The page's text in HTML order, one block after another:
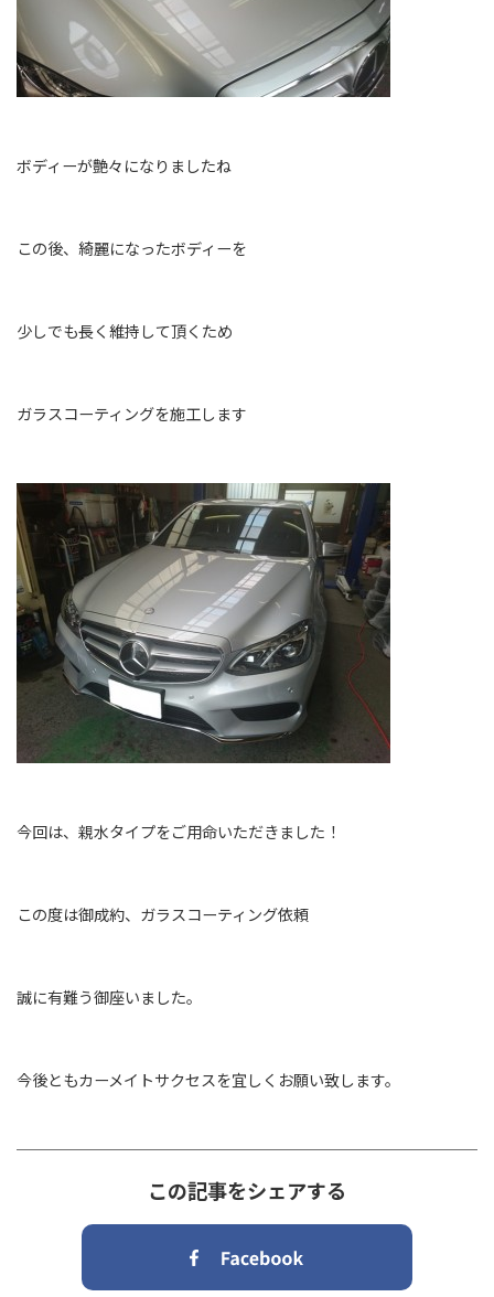
ボディーが艶々になりましたね
この後、綺麗になったボディーを
少しでも長く維持して頂くため
ガラスコーティングを施工します
今回は、親水タイプをご用命いただきました！
この度は御成約、ガラスコーティング依頼
誠に有難う御座いました。
今後ともカーメイトサクセスを宜しくお願い致します。
この記事をシェアする